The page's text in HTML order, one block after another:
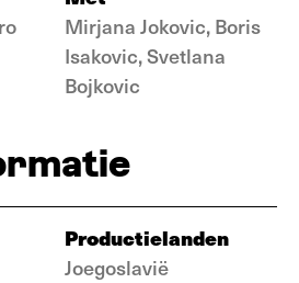
Mirjana Jokovic, Boris
Isakovic, Svetlana
Bojkovic
Productielanden
Joegoslavië